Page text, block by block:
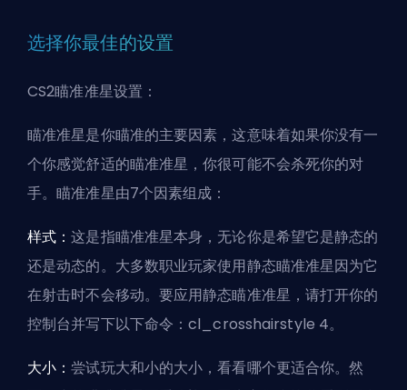
选择你最佳的设置
CS2瞄准准星设置：
瞄准准星是你瞄准的主要因素，这意味着如果你没有一
个你感觉舒适的瞄准准星，你很可能不会杀死你的对
手。瞄准准星由7个因素组成：
样式：这是指瞄准准星本身，无论你是希望它是静态的
还是动态的。大多数职业玩家使用静态瞄准准星因为它
在射击时不会移动。要应用静态瞄准准星，请打开你的
控制台并写下以下命令：cl_crosshairstyle 4。
大小：尝试玩大和小的大小，看看哪个更适合你。然